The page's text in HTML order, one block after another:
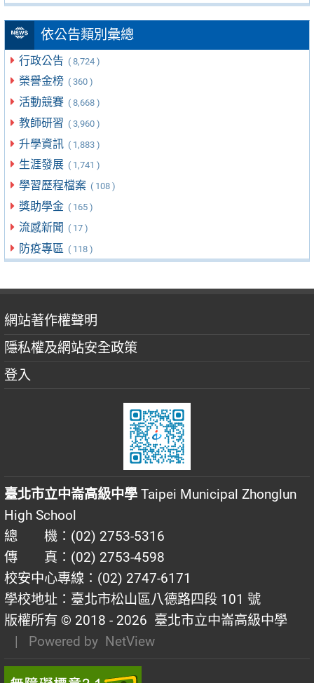
依公告類別彙總
行政公告 ( 8,724 )
榮譽金榜 ( 360 )
活動競賽 ( 8,668 )
教師研習 ( 3,960 )
升學資訊 ( 1,883 )
生涯發展 ( 1,741 )
學習歷程檔案 ( 108 )
獎助學金 ( 165 )
流感新聞 ( 17 )
防疫專區 ( 118 )
網站著作權聲明
隱私權及網站安全政策
登入
臺北市立中崙高級中學 Taipei Municipal Zhonglun
High School
總 機：(02) 2753-5316
傳 真：(02) 2753-4598
校安中心專線：(02) 2747-6171
學校地址：臺北市松山區八德路四段 101 號
版權所有 © 2018 - 2026 臺北市立中崙高級中學
| Powered by NetView